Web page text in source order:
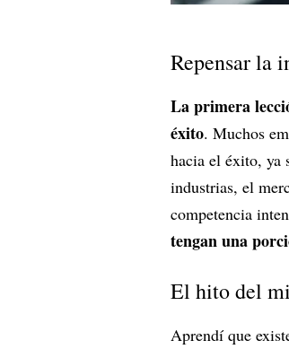
Repensar la
La primera
éxito. Muchos
hacia el éxito, ya
industrias, el
competencia
tengan una
El hito del
Aprendí que